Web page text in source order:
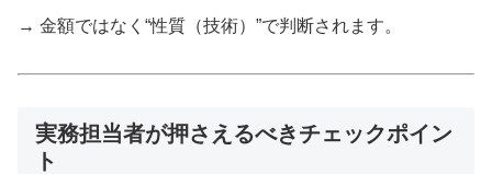
→ 金額ではなく“性質（技術）”で判断されます。
実務担当者が押さえるべきチェックポイン
ト